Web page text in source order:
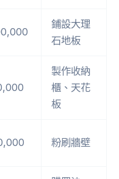
鋪設大理
石地板
製作收納
櫃、天花
板
粉刷牆壁